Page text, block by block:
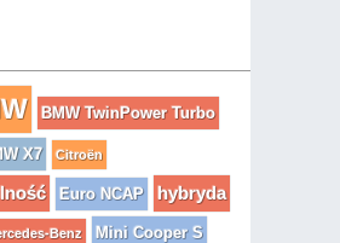
BMW TwinPower Turbo
X7 Citroën
Euro NCAP hybryda
Benz Mini Cooper S